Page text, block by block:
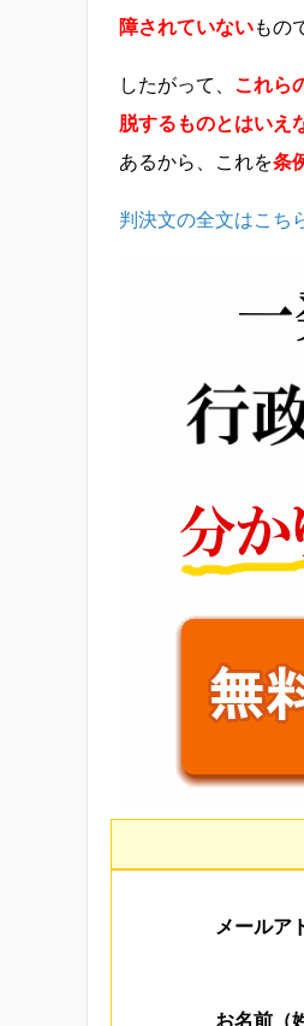
障されていないもの
したがって、 これら
脱するものとはいえ
あるから、これを条
判決文の全文はこち
メールア
お名前（